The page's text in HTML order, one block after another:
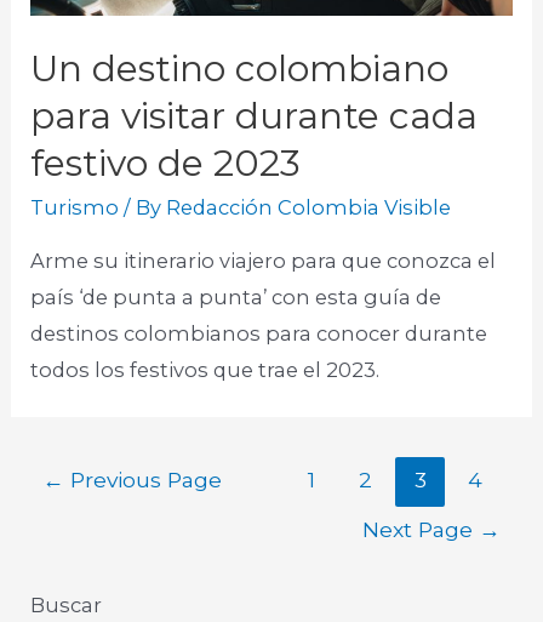
Un destino colombiano
para visitar durante cada
festivo de 2023
Turismo / By Redacción Colombia Visible
Arme su itinerario viajero para que conozca el
país ‘de punta a punta’ con esta guía de
destinos colombianos para conocer durante
todos los festivos que trae el 2023.​
← Previous Page 1 2 3
4
Next Page →
Buscar